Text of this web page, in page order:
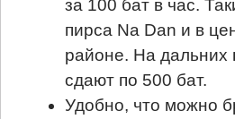
за 100 бат в час.
пирса Na Dan и в
районе. На дальних
сдают по 500 бат.
Удобно, что можно